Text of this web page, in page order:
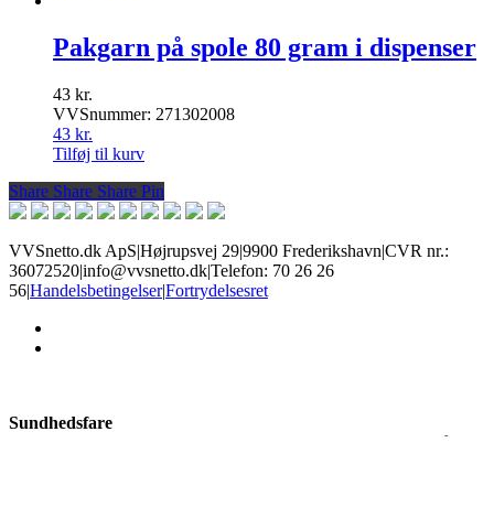
Pakgarn på spole 80 gram i dispenser
43 kr.
VVSnummer: 271302008
43 kr.
Tilføj til kurv
Share
Share Share Share Pin
VVSnetto.dk ApS|Højrupsvej 29|9900 Frederikshavn|CVR nr.:
36072520|info@vvsnetto.dk|Telefon: 70 26 26
56|Handelsbetingelser|Fortrydelsesret
Sundhedsfare
Produkter med dette mærke kan give slem irritation i øjne og på hud,